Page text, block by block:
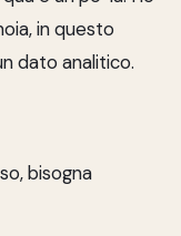
in questo
dato analitico.
bisogna